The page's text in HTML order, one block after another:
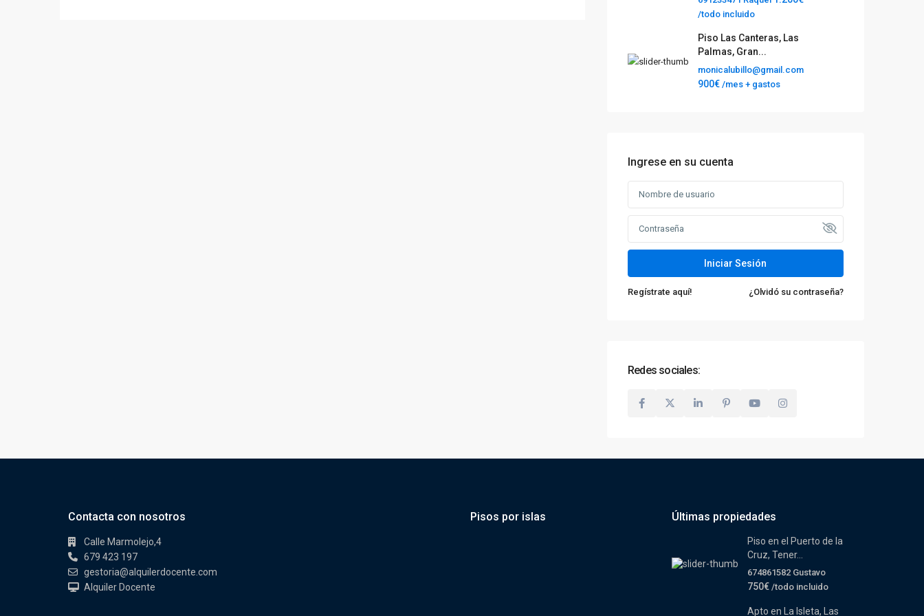
/todo incluido
Piso Las Canteras, Las
Palmas, Gran...
monicalubillo@gmail.com
900€ /mes + gastos
Ingrese en su cuenta
Iniciar Sesión
Regístrate aquí! ¿Olvidó su contraseña?
Redes sociales:
Contacta con nosotros
Calle Marmolejo,4
679 423 197
gestoria@alquilerdocente.com
Alquiler Docente
Pisos por islas Últimas propiedades
Piso en el Puerto de la
Cruz, Tener...
674861582 Gustavo
750€ /todo incluido
Apto en La Isleta, Las